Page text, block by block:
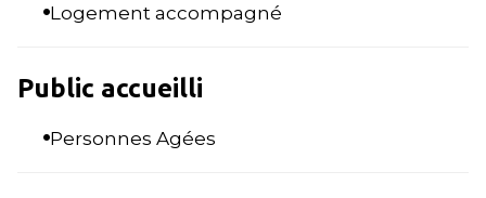
Logement accompagné
Public accueilli
Personnes Agées